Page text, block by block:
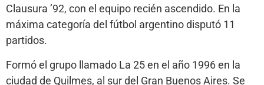
Clausura ’92, con el equipo recién ascendido. En la
máxima categoría del fútbol argentino disputó 11
partidos.
Formó el grupo llamado La 25 en el año 1996 en la
ciudad de Quilmes, al sur del Gran Buenos Aires. Se